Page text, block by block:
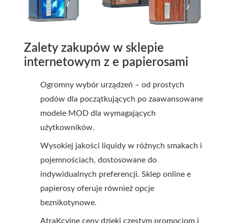
Zalety zakupów w sklepie
internetowym z e papierosami
Ogromny wybór urządzeń – od prostych
podów dla początkujących po zaawansowane
modele MOD dla wymagających
użytkowników.
Wysokiej jakości liquidy w różnych smakach i
pojemnościach, dostosowane do
indywidualnych preferencji. Sklep online e
papierosy oferuje również opcje
beznikotynowe.
AtraKcyjne ceny dzięki częstym promocjom i